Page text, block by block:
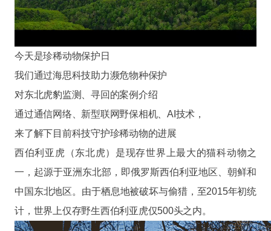
今天是珍稀动物保护日
我们通过海思科技助力濒危物种保护
对东北虎豹监测、寻回的案例介绍
通过通信网络、新型联网野保相机、AI技术，
来了解下目前科技守护珍稀动物的进展
西伯利亚虎（东北虎）是现存世界上最大的猫科动物之
一，起源于亚洲东北部，即俄罗斯西伯利亚地区、朝鲜和
中国东北地区。由于栖息地被破坏与偷猎，至2015年初统
计，世界上仅存野生西伯利亚虎仅500头之内。